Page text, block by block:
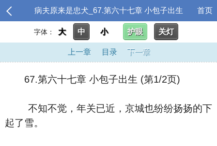
病夫原来是忠犬_67.第六十七章 小包子出生 首页
字体： 大 中 小 护眼 关灯
上一章 目录 下一章
67.第六十七章 小包子出生 (第1/2页)
不知不觉，年关已近，京城也纷纷扬扬的下
起了雪。